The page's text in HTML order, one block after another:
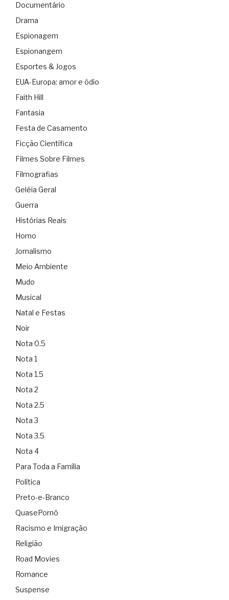
Documentário
Drama
Espionagem
Espionangem
Esportes & Jogos
EUA-Europa: amor e ódio
Faith Hill
Fantasia
Festa de Casamento
Ficção Científica
Filmes Sobre Filmes
Filmografias
Geléia Geral
Guerra
Histórias Reais
Homo
Jornalismo
Meio Ambiente
Mudo
Musical
Natal e Festas
Noir
Nota 0.5
Nota 1
Nota 1.5
Nota 2
Nota 2.5
Nota 3
Nota 3.5
Nota 4
Para Toda a Família
Política
Preto-e-Branco
QuasePornô
Racismo e Imigração
Religião
Road Movies
Romance
Suspense